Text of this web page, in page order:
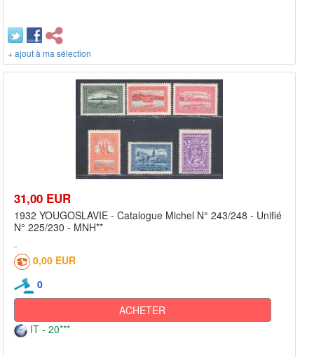
+ ajout à ma sélection
31,00 EUR
1932 YOUGOSLAVIE - Catalogue Michel N° 243/248 - Unifié
N° 225/230 - MNH**
0,00 EUR
0
ACHETER
IT - 20***